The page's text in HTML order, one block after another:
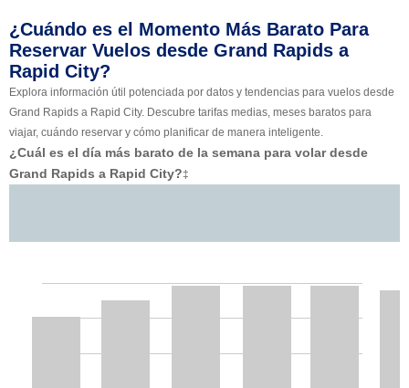
¿Cuándo es el Momento Más Barato Para
Reservar Vuelos desde Grand Rapids a
Rapid City?
Explora información útil potenciada por datos y tendencias para vuelos desde
Grand Rapids a Rapid City. Descubre tarifas medias, meses baratos para
viajar, cuándo reservar y cómo planificar de manera inteligente.
¿Cuál es el día más barato de la semana para volar desde
Grand Rapids a Rapid City?‡